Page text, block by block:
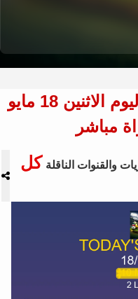
جدول ومواعيد مباريات اليوم الاثنين 18 مايو
والقنوات الناقلة كل